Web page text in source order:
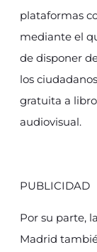
plataformas
mediante el
de disponer
los
gratuita a
audiovisual.
PUBLICIDAD
Por su parte,
Madrid